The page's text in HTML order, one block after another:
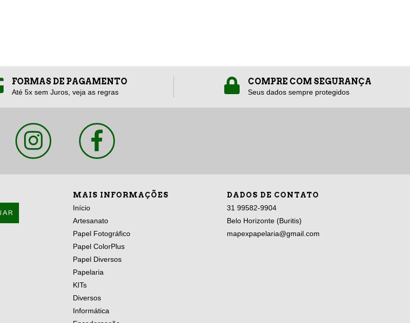
FORMAS DE PAGAMENTO
Até 5x sem Juros, veja as regras
COMPRE COM SEGURANÇA
Seus dados sempre protegidos
MAIS INFORMAÇÕES
Início
Artesanato
Papel Fotográfico
Papel ColorPlus
Papel Diversos
Papelaria
KITs
Diversos
Informática
DADOS DE CONTATO
31 99582-9904
Belo Horizonte (Buritis)
mapexpapelaria@gmail.com